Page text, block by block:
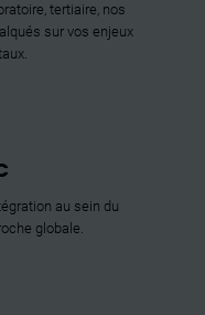
tertiaire, nos
sur vos enjeux
au sein du
globale.